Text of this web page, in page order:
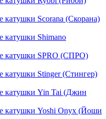
катушки Scorana (Скорана)
катушки Shimano
катушки SPRO (СПРО)
катушки Stinger (Стингер)
катушки Yin Tai (Джин
катушки Yoshi Onyx (Йоши